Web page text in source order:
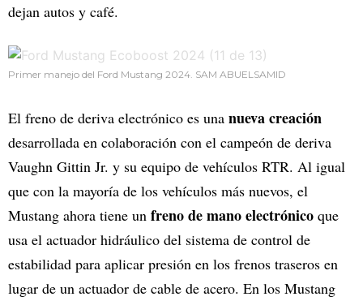
dejan autos y café.
Primer manejo del Ford Mustang 2024. SAM ABUELSAMID
El freno de deriva electrónico es una nueva creación
desarrollada en colaboración con el campeón de deriva
Vaughn Gittin Jr. y su equipo de vehículos RTR. Al igual
que con la mayoría de los vehículos más nuevos, el
Mustang ahora tiene un freno de mano electrónico que
usa el actuador hidráulico del sistema de control de
estabilidad para aplicar presión en los frenos traseros en
lugar de un actuador de cable de acero. En los Mustang